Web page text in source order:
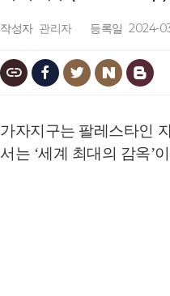
작성자 관리자 등록일 2024-
가자지구는 팔레스타인
서는 ‘세계 최대의 감옥’